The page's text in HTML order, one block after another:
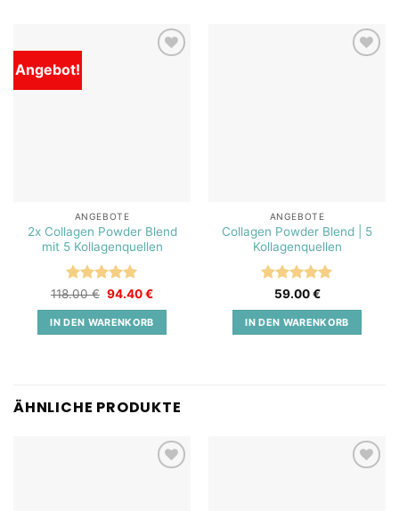
Angebot!
ANGEBOTE
2x Collagen Powder Blend
mit 5 Kollagenquellen
Bewertet
mit5von
5
118.00€ Ursprünglicher
war:
118.00 €
94.40€Aktueller
ist:
94.40 €.
IN DEN WARENKORB
ANGEBOTE
Collagen Powder Blend | 5
Kollagenquellen
Bewertet
mit5von
5
59.00€
IN DEN WARENKORB
ÄHNLICHE PRODUKTE